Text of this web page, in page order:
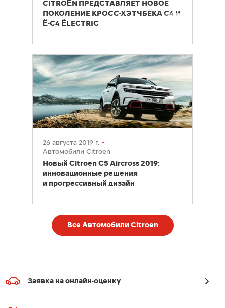
CITROËN ПРЕДСТАВЛЯЕТ НОВОЕ
ПОКОЛЕНИЕ КРОСС-ХЭТЧБЕКА С4 И
Ë-C4 ËLECTRIC
26 августа 2019 г.
Автомобили Citroen
Новый Citroen С5 Aircross 2019:
инновационные решения
и прогрессивный дизайн
Все Автомобили Citroen
Заявка на онлайн-оценку